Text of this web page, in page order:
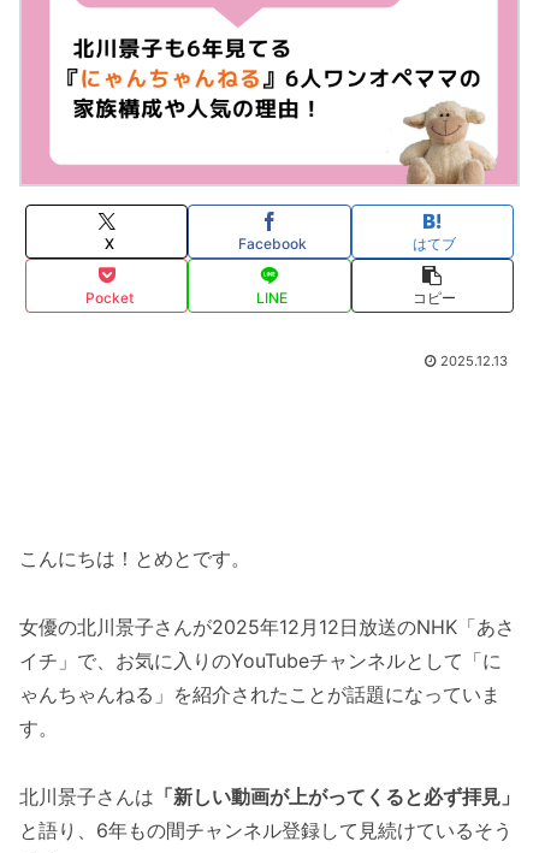
X Facebook はてブ
Pocket LINE コピー
2025.12.13
こんにちは！とめとです。
女優の北川景子さんが2025年12月12日放送のNHK「あさ
イチ」で、お気に入りのYouTubeチャンネルとして「に
ゃんちゃんねる」を紹介されたことが話題になっていま
す。
北川景子さんは 「新しい動画が上がってくると必ず拝見」
と語り、6年もの間チャンネル登録して見続けているそう